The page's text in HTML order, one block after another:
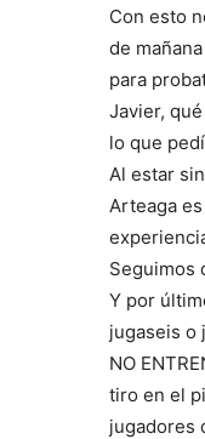
Con esto
de
para
Javier,
lo que
Al estar
Arteaga
Seguimos
Y por
jugaseis o
NO
tiro en el
jugadores